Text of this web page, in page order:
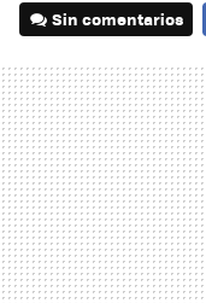
Sin comentarios